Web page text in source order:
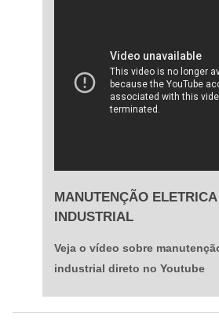
MANUTENÇÃO ELETRICA
INDUSTRIAL
Veja o vídeo sobre
industrial direto no Youtube